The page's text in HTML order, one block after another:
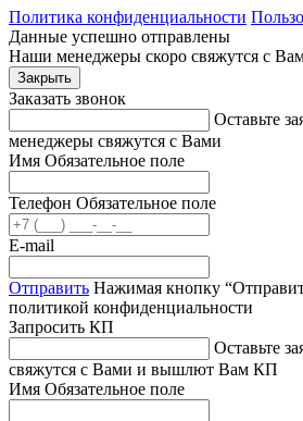
Политика конфиденциальности
Данные успешно отправлены
Наши менеджеры скоро свяжутся с
Закрыть
Заказать звонок
Оставьте
менеджеры свяжутся с Вами
Имя Обязательное поле
Телефон Обязательное поле
E-mail
Отправить Нажимая кнопку
политикой конфиденциальности
Запросить КП
Оставьте
свяжутся с Вами и вышлют Вам КП
Имя Обязательное поле